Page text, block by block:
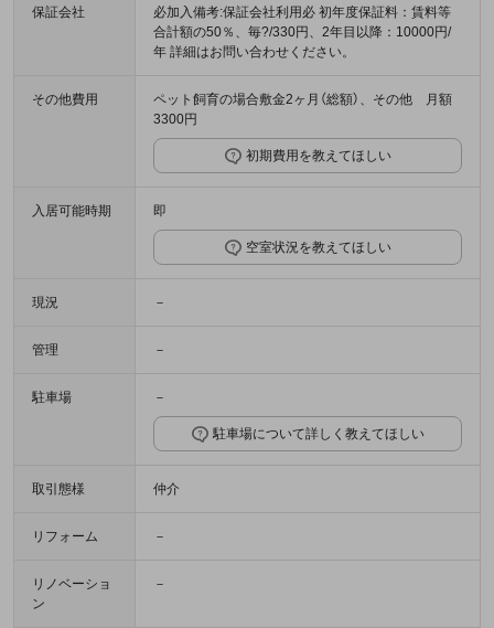
保証会社
必加入備考:保証会社利用必 初年度保証料：賃料等
合計額の50％、毎?/330円、2年目以降：10000円/
年 詳細はお問い合わせください。
その他費用
ペット飼育の場合敷金2ヶ月（総額）、その他 月額
3300円
初期費用を教えてほしい
入居可能時期 即
空室状況を教えてほしい
現況 －
管理 －
駐車場 －
駐車場について詳しく教えてほしい
取引態様 仲介
リフォーム －
リノベーショ
ン
－